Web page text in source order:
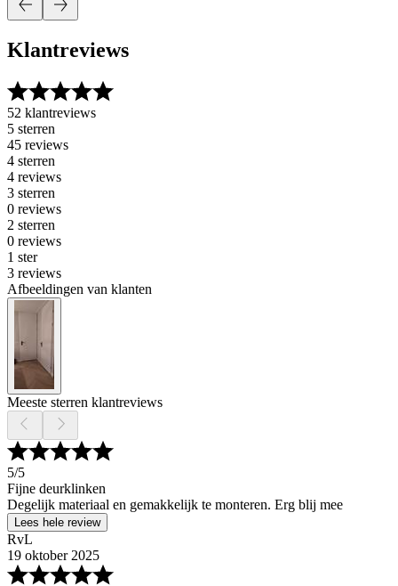
Klantreviews
52 klantreviews
5 sterren
45 reviews
4 sterren
4 reviews
3 sterren
0 reviews
2 sterren
0 reviews
1 ster
3 reviews
Afbeeldingen van klanten
Meeste sterren klantreviews
5/5
Fijne deurklinken
Degelijk materiaal en gemakkelijk te monteren. Erg blij mee
Lees hele review
RvL
19 oktober 2025